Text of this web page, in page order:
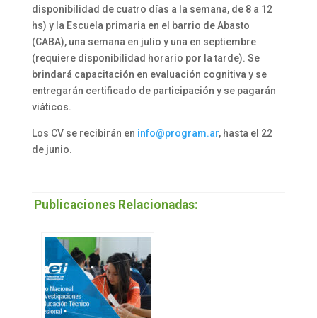
disponibilidad de cuatro días a la semana, de 8 a 12
hs) y la Escuela primaria en el barrio de Abasto
(CABA), una semana en julio y una en septiembre
(requiere disponibilidad horario por la tarde). Se
brindará capacitación en evaluación cognitiva y se
entregarán certificado de participación y se pagarán
viáticos.
Los CV se recibirán en info@program.ar, hasta el 22
de junio.
Publicaciones Relacionadas: